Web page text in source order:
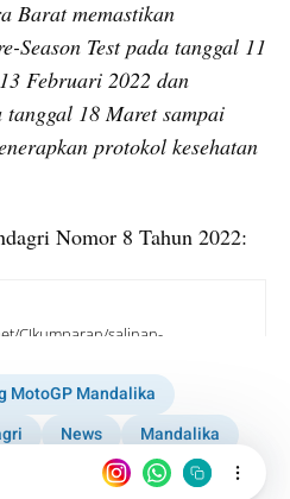
Barat memastikan
Season Test pada tanggal 11
Februari 2022 dan
18 Maret sampai
protokol kesehatan
Nomor 8 Tahun 2022:
MotoGP Mandalika
News
Mandalika